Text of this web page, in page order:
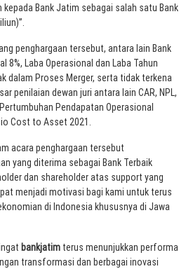
Bank Jatim sebagai salah satu Bank
penghargaan tersebut, antara lain Bank
Laba Operasional dan Laba Tahun
dalam Proses Merger, serta tidak terkena
penilaian dewan juri antara lain CAR, NPL,
Pendapatan Operasional
Cost to Asset 2021.
acara penghargaan tersebut
yang diterima sebagai Bank Terbaik
dan shareholder atas support yang
menjadi motivasi bagi kami untuk terus
di Indonesia khususnya di Jawa
bankjatim terus menunjukkan performa
transformasi dan berbagai inovasi